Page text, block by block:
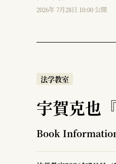
2026年 7月28日 10:00 公開
法学教室
宇賀克也
Book